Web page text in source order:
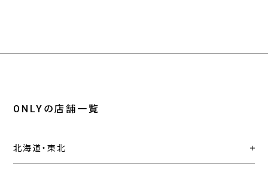
ONLYの店舗一覧
北海道・東北